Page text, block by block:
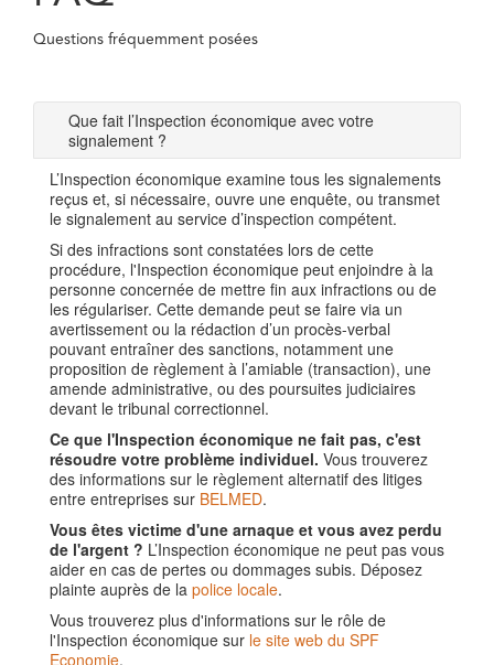
Questions fréquemment posées
Que fait l’Inspection économique avec votre
signalement ?
L’Inspection économique examine tous les signalements
reçus et, si nécessaire, ouvre une enquête, ou transmet
le signalement au service d’inspection compétent.
Si des infractions sont constatées lors de cette
procédure, l'Inspection économique peut enjoindre à la
personne concernée de mettre fin aux infractions ou de
les régulariser. Cette demande peut se faire via un
avertissement ou la rédaction d’un procès-verbal
pouvant entraîner des sanctions, notamment une
proposition de règlement à l’amiable (transaction), une
amende administrative, ou des poursuites judiciaires
devant le tribunal correctionnel.
Ce que l'Inspection économique ne fait pas, c'est
résoudre votre problème individuel. Vous trouverez
des informations sur le règlement alternatif des litiges
entre entreprises sur BELMED.
Vous êtes victime d'une arnaque et vous avez perdu
de l'argent ? L’Inspection économique ne peut pas vous
aider en cas de pertes ou dommages subis. Déposez
plainte auprès de la police locale.
Vous trouverez plus d'informations sur le rôle de
l'Inspection économique sur le site web du SPF
Economie.